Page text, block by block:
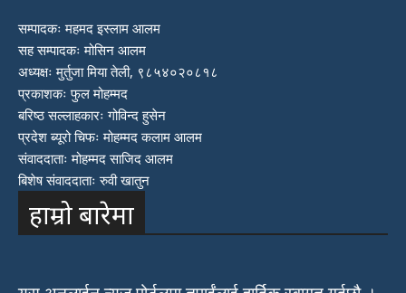
सम्पादकः महमद इस्लाम आलम
सह सम्पादकः मोसिन आलम
अध्यक्षः मुर्तुजा मिया तेली, ९८५४०२०८१८
प्रकाशकः फुल मोहम्मद
बरिष्ठ सल्लाहकारः गोविन्द हुसेन
प्रदेश ब्यूरो चिफः मोहम्मद कलाम आलम
संवाददाताः मोहम्मद साजिद आलम
बिशेष संवाददाताः रुवी खातुन
हाम्रो बारेमा